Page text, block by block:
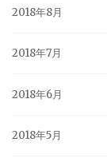
2018年8月
2018年7月
2018年6月
2018年5月